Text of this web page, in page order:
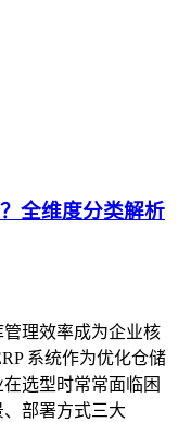
全维度分类解析
理效率成为企业核
系统作为优化仓储
选型时常常面临困
部署方式三大